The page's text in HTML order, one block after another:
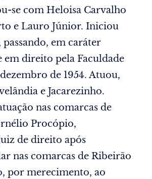
se com Heloisa Carvalho
e Lauro Júnior. Iniciou
em caráter
direito pela Faculdade
de 1954. Atuou,
e Jacarezinho.
nas comarcas de
Procópio,
de direito após
nas comarcas de Ribeirão
por merecimento, ao